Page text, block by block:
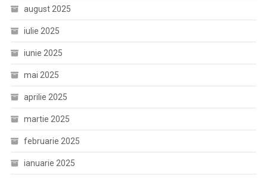
august 2025
iulie 2025
iunie 2025
mai 2025
aprilie 2025
martie 2025
februarie 2025
ianuarie 2025